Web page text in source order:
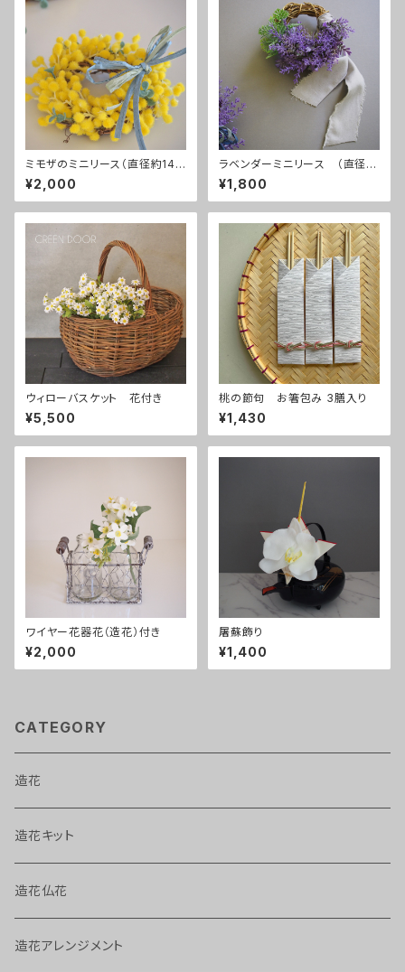
ミモザのミニリース（直径約14
㎝）
¥2,000
ラベンダーミニリース （直径約
12㎝）
¥1,800
ウィローバスケット 花付き
¥5,500
桃の節句 お箸包み 3膳入り
¥1,430
ワイヤー花器花（造花）付き
¥2,000
屠蘇飾り
¥1,400
CATEGORY
造花
造花キット
造花仏花
造花アレンジメント